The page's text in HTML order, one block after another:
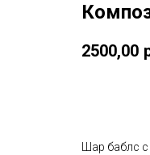
2500,00
Шар баблс с